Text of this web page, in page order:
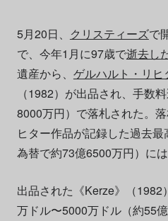
5月20日、 クリスティーズで
で、今年1月に97歳で逝去し
遺産から、 ゲルハルト・リヒ
（1982）が出品され、手数
8000万円）で落札された。
ヒター作品が記録した過去
為替で約73億6500万円）には
出品された《Kerze》（1982
万ドル〜5000万ドル（約55